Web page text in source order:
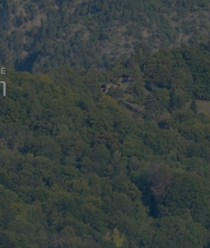
Sport, loisirs et culture
Bibliothèque et Ludothèque